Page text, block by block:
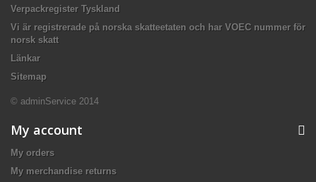
Verpackregister Tyskland
Vi är registrerade på norska skatteetaten och har VOEC nummer för
norsk skatt
Länkar
Sitemap
© adminService 2014
My account
My orders
My merchandise returns